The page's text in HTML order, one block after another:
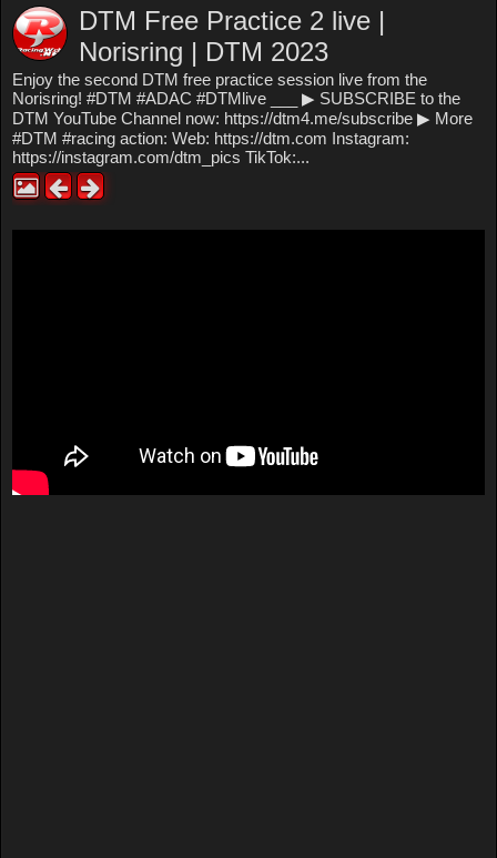
DTM Free Practice 2 live |
Norisring | DTM 2023
Enjoy the second DTM free practice session live from the
Norisring! #DTM #ADAC #DTMlive ___ ▶ SUBSCRIBE to the
DTM YouTube Channel now: https://dtm4.me/subscribe ▶ More
#DTM #racing action: Web: https://dtm.com Instagram:
https://instagram.com/dtm_pics TikTok:...